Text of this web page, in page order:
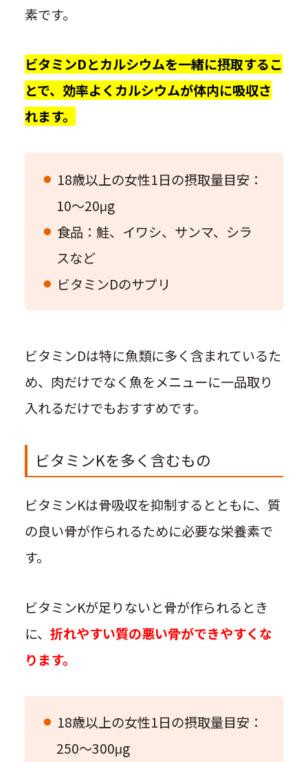
素です。
ビタミンDとカルシウムを一緒に摂取するこ
とで、効率よくカルシウムが体内に吸収さ
れます。
18歳以上の女性1日の摂取量目安：
10〜20μg
食品：鮭、イワシ、サンマ、シラ
スなど
ビタミンDのサプリ
ビタミンDは特に魚類に多く含まれているた
め、肉だけでなく魚をメニューに一品取り
入れるだけでもおすすめです。
ビタミンKを多く含むもの
ビタミンKは骨吸収を抑制するとともに、質
の良い骨が作られるために必要な栄養素で
す。
ビタミンKが足りないと骨が作られるとき
に、 折れやすい質の悪い骨ができやすくな
ります。
18歳以上の女性1日の摂取量目安：
250〜300μg